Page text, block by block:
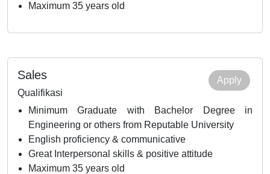
Maximum 35 years old
Sales
Qualifikasi
Minimum Graduate with Bachelor Degree in
Engineering or others from Reputable University
English proficiency & communicative
Great Interpersonal skills & positive attitude
Maximum 35 years old
Apply